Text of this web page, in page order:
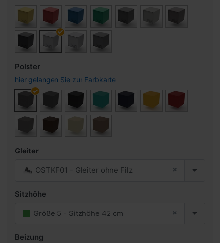
Polster
hier gelangen Sie zur Farbkarte
Gleiter
×
OSTKF01 - Gleiter ohne Filz
Sitzhöhe
×
Größe 5 - Sitzhöhe 42 cm
Beizung